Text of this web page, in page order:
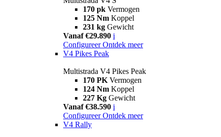
170 pk Vermogen
125 Nm Koppel
231 kg Gewicht
Vanaf €29.890 i
Configureer Ontdek meer
V4 Pikes Peak
Multistrada V4 Pikes Peak
170 PK Vermogen
124 Nm Koppel
227 Kg Gewicht
Vanaf €38.590 i
Configureer Ontdek meer
V4 Rally